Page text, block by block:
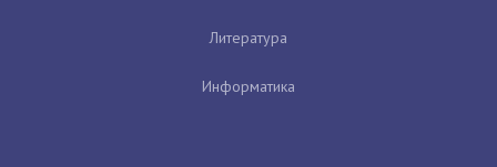
Литература
Информатика